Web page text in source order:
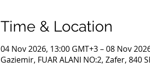
Time & Location
04 Nov 2026, 13:00 GMT+3 – 08 Nov
Gaziemir, FUAR ALANI NO:2, Zafer, 840